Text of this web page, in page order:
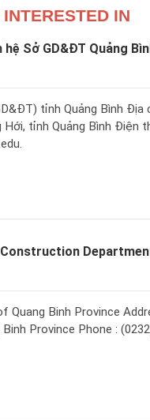
IN
Sở GD&ĐT Quảng
tỉnh Quảng Bình
tỉnh Quảng Bình Điện
Binh Province
Province Phone :